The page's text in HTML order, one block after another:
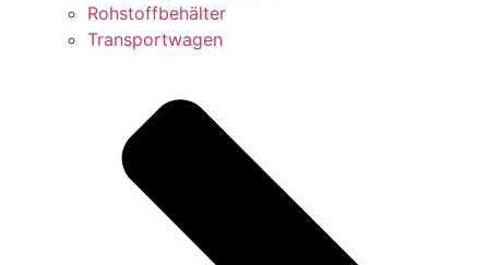
Rohstoffbehälter
Transportwagen